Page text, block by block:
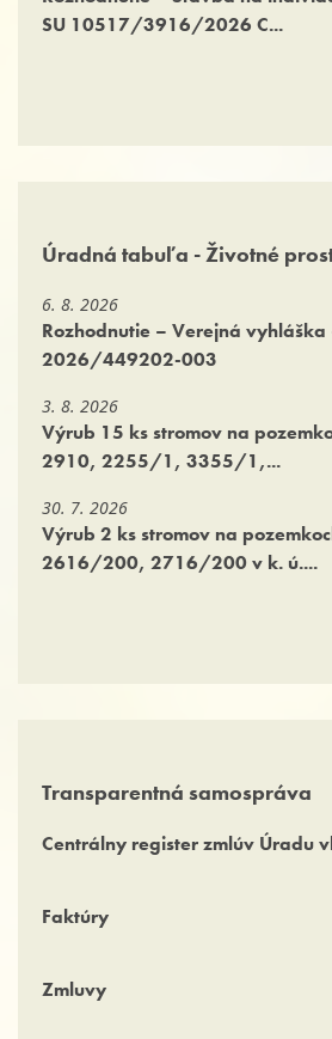
SU 10517/3916/2026 C...
Úradná tabuľa - Životné
6. 8. 2026
Rozhodnutie – Verejná vyhláška
2026/449202-003
3. 8. 2026
Výrub 15 ks stromov na
2910, 2255/1, 3355/1,...
30. 7. 2026
Výrub 2 ks stromov na
2616/200, 2716/200 v k. ú....
Transparentná samospráva
Centrálny register zmlúv Úradu
Faktúry
Zmluvy